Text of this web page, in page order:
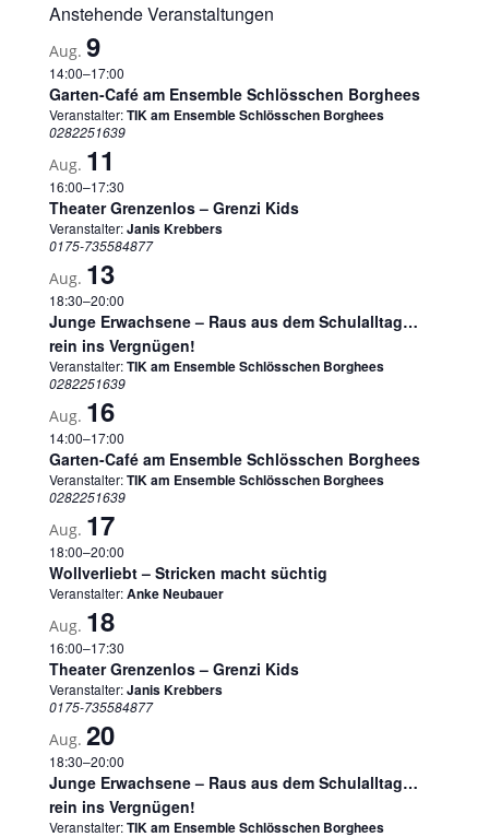
Anstehende Veranstaltungen
Aug. 9
14:00–17:00
Garten-Café am Ensemble Schlösschen Borghees
Veranstalter:TIK am Ensemble Schlösschen Borghees
0282251639
Aug. 11
16:00–17:30
Theater Grenzenlos – Grenzi Kids
Veranstalter:Janis Krebbers
0175-735584877
Aug. 13
18:30–20:00
Junge Erwachsene – Raus aus dem Schulalltag…
rein ins Vergnügen!
Veranstalter:TIK am Ensemble Schlösschen Borghees
0282251639
Aug. 16
14:00–17:00
Garten-Café am Ensemble Schlösschen Borghees
Veranstalter:TIK am Ensemble Schlösschen Borghees
0282251639
Aug. 17
18:00–20:00
Wollverliebt – Stricken macht süchtig
Veranstalter:Anke Neubauer
Aug. 18
16:00–17:30
Theater Grenzenlos – Grenzi Kids
Veranstalter:Janis Krebbers
0175-735584877
Aug. 20
18:30–20:00
Junge Erwachsene – Raus aus dem Schulalltag…
rein ins Vergnügen!
Veranstalter:TIK am Ensemble Schlösschen Borghees